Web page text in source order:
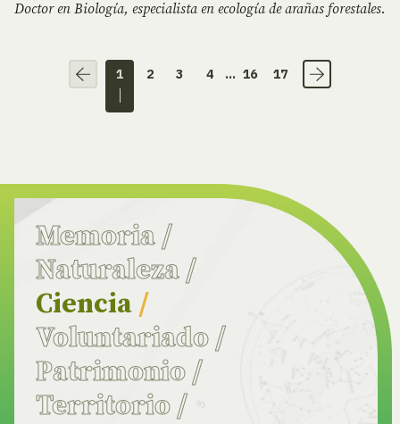
Doctor en Biología, especialista en ecología de arañas forestales.
1 2 3 4 ... 16 17
Memoria /
Naturaleza /
Ciencia /
Voluntariado /
Patrimonio /
Territorio /